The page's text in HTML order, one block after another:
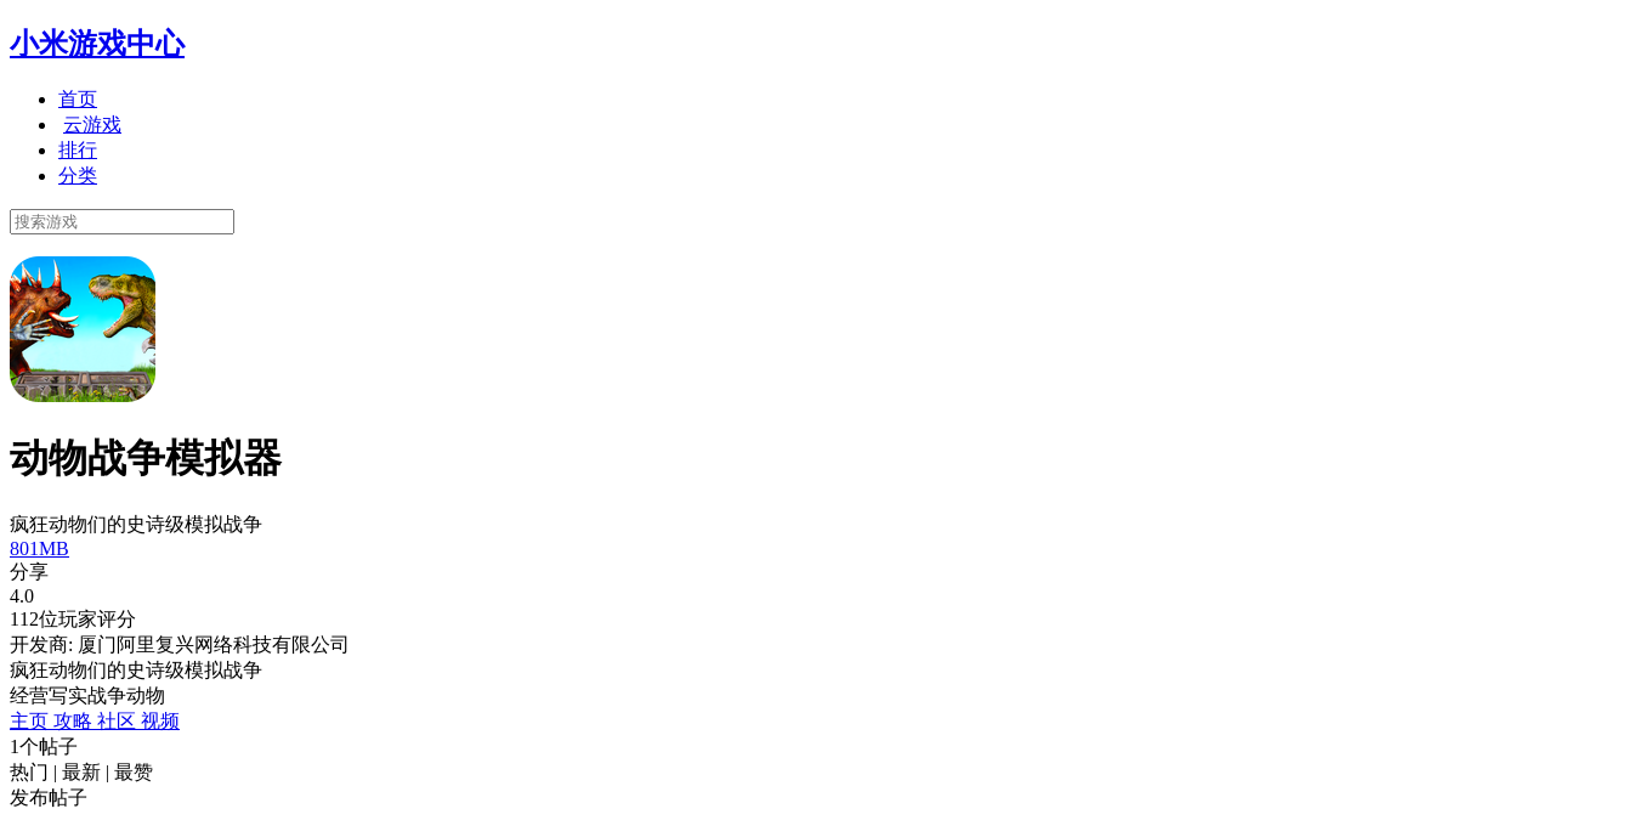
小米游戏中心
首页
云游戏
排行
分类
动物战争模拟器
疯狂动物们的史诗级模拟战争
801MB
分享
4.0
112位玩家评分
开发商: 厦门阿里复兴网络科技有限公司
疯狂动物们的史诗级模拟战争
经营写实战争动物
主页 攻略 社区 视频
1个帖子
热门 | 最新 | 最赞
发布帖子